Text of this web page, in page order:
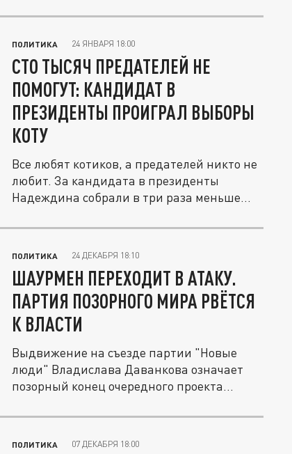
ПОЛИТИКА 24 ЯНВАРЯ 18:00
СТО ТЫСЯЧ ПРЕДАТЕЛЕЙ НЕ
ПОМОГУТ: КАНДИДАТ В
ПРЕЗИДЕНТЫ ПРОИГРАЛ ВЫБОРЫ
КОТУ
Все любят котиков, а предателей никто не
любит. За кандидата в президенты
Надеждина собрали в три раза меньше...
ПОЛИТИКА 24 ДЕКАБРЯ 18:10
ШАУРМЕН ПЕРЕХОДИТ В АТАКУ.
ПАРТИЯ ПОЗОРНОГО МИРА РВЁТСЯ
К ВЛАСТИ
Выдвижение на съезде партии "Новые
люди" Владислава Даванкова означает
позорный конец очередного проекта...
ПОЛИТИКА 07 ДЕКАБРЯ 18:00